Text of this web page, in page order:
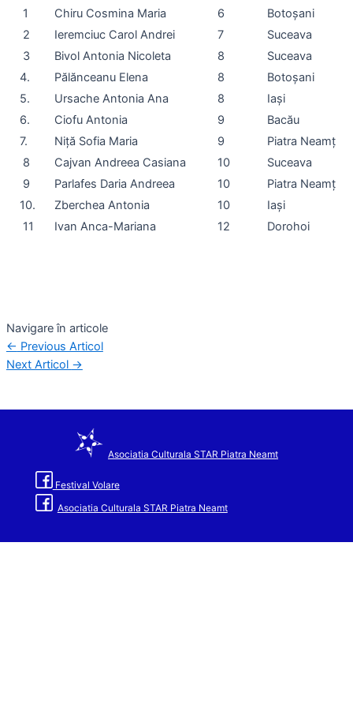
1 Chiru Cosmina Maria 6
Botoșani
2
Ieremciuc Carol Andrei 7
Suceava
3
Bivol Antonia Nicoleta 8
Suceava
4.
Pălănceanu Elena 8
Botoșani
5.
Ursache Antonia Ana 8
Iași
6.
Ciofu Antonia 9
Bacău
7.
Niță Sofia Maria 9
Piatra Neamț
8
Cajvan Andreea Casiana 10
Suceava
9
Parlafes Daria Andreea 10
Piatra Neamț
10.
Zberchea Antonia 10
Iași
11
Ivan Anca-Mariana 12 Dorohoi
Navigare în articole
← Previous Articol
Next Articol →
Asociatia Culturala STAR Piatra Neamt
Festival Volare
Asociatia Culturala STAR Piatra Neamt